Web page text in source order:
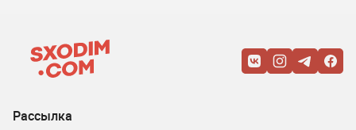
Рассылка